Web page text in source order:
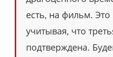
есть, на фильм.
учитывая, что
подтверждена.